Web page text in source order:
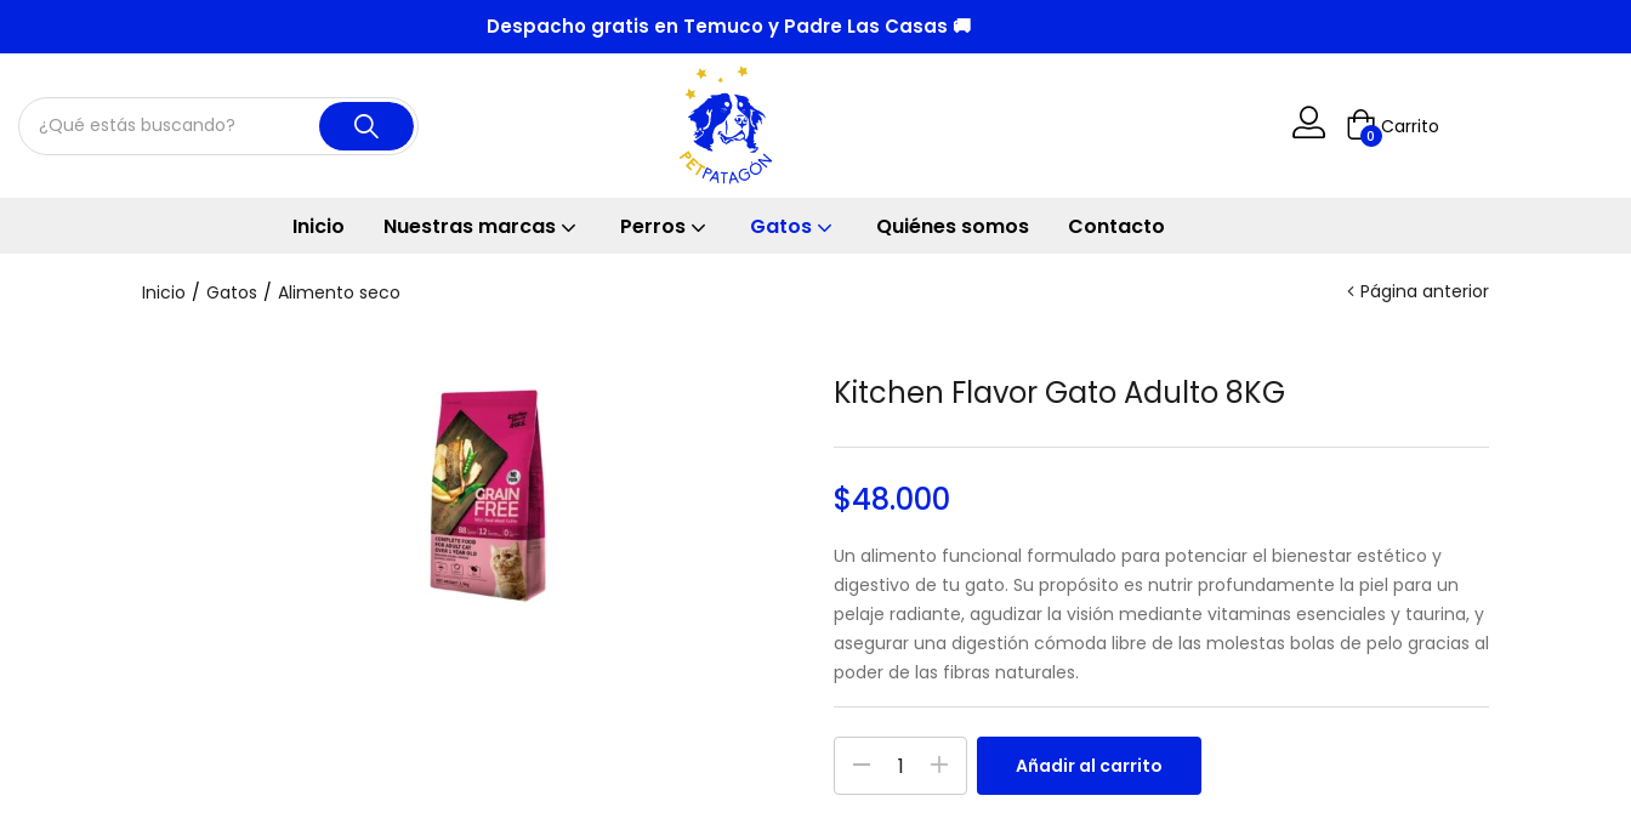
Despacho gratis en Temuco y Padre Las Casas 🚚
0 Carrito
Inicio Nuestras marcas Perros Gatos Quiénes somos Contacto
Inicio Gatos Alimento seco Página anterior
Kitchen Flavor Gato Adulto 8KG
$48.000
Un alimento funcional formulado para potenciar el bienestar estético y
digestivo de tu gato. Su propósito es nutrir profundamente la piel para un
pelaje radiante, agudizar la visión mediante vitaminas esenciales y taurina, y
asegurar una digestión cómoda libre de las molestas bolas de pelo gracias al
poder de las fibras naturales.
Añadir al carrito